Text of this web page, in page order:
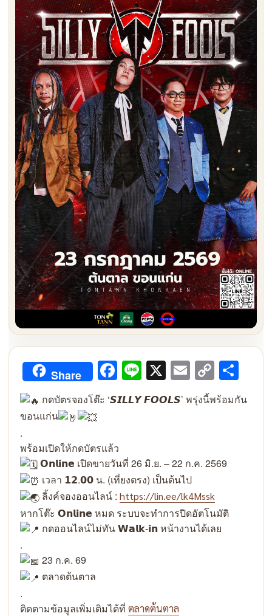
Share Facebook
Line
X Email
Copy
Link
กดบัตรจองโต๊ะ ‘𝙎𝙄𝙇𝙇𝙔 𝙁𝙊𝙊𝙇𝙎’ พรุ่งนี้พร้อมกัน
ขอนแก่น
.
พร้อมเปิดให้กดบัตรแล้ว
𝗢𝗻𝗹𝗶𝗻𝗲 เปิดขายวันที่ 26 มิ.ย. – 22 ก.ค. 2569
เวลา 𝟭𝟮.𝟬𝟬 น. (เที่ยงตรง) เป็นต้นไป
ลิ้งค์จองออนไลน์ : https://lin.ee/lk4Mssk
หากโต๊ะ 𝗢𝗻𝗹𝗶𝗻𝗲 หมด ระบบจะทำการปิดอัตโนมัติ
กดออนไลน์ไม่ทัน 𝗪𝗮𝗹𝗸-𝗶𝗻 หน้างานได้เลย
.
23 ก.ค. 69
ตลาดต้นตาล
.
ติดตามข้อมูลเพิ่มเติมได้ที่ ตลาดต้นตาล